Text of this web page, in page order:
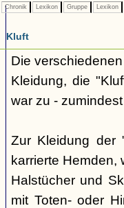
Chronik Lexikon Gruppe Lexikon
Kluft
Die
Kleidung, die
war zu -
Zur Kleidung der
karrierte
Halstücher und
mit Toten- oder